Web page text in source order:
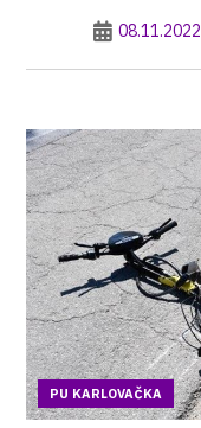
08.11.2022
PU KARLOVAČKA